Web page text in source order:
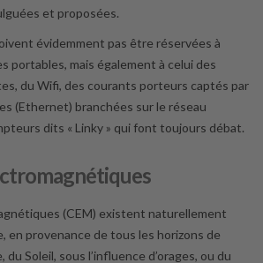
et proposées.
évidemment pas être réservées à
portables, mais également à celui des
du Wifi, des courants porteurs captés par
(Ethernet) branchées sur le réseau
dits « Linky » qui font toujours débat.
(CEM) existent naturellement
en provenance de tous les horizons de
du Soleil, sous l’influence d’orages, ou du